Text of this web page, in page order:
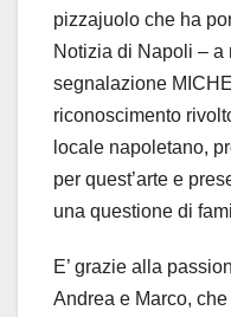
pizzajuolo che ha
Notizia di Napoli – a
segnalazione
riconoscimento
locale napoletano,
per quest’arte e
una questione di
E’ grazie alla
Andrea e Marco,